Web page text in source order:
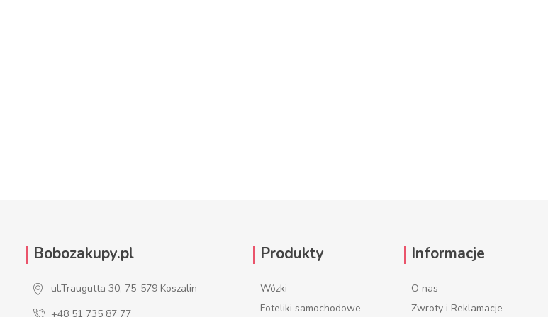
Bobozakupy.pl
ul.Traugutta 30, 75-579 Koszalin
+48 51 735 87 77
Produkty
Wózki
Foteliki samochodowe
Informacje
O nas
Zwroty i Reklamacje